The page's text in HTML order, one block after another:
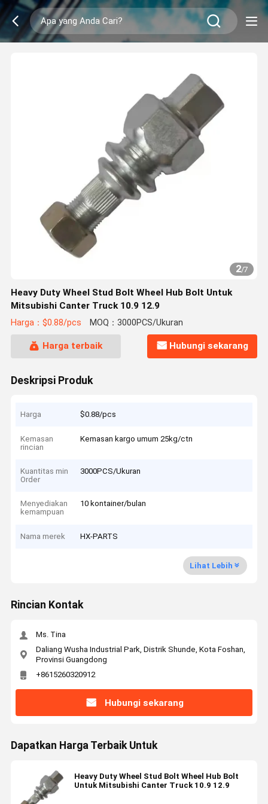
2/7
Heavy Duty Wheel Stud Bolt Wheel Hub Bolt Untuk
Mitsubishi Canter Truck 10.9 12.9
Harga：$0.88/pcs MOQ：3000PCS/Ukuran
Harga terbaik Hubungi sekarang
Deskripsi Produk
Harga $0.88/pcs
Kemasan
rincian
Kemasan kargo umum 25kg/ctn
Kuantitas min
Order
3000PCS/Ukuran
Menyediakan
kemampuan
10 kontainer/bulan
Nama merek HX-PARTS
Lihat Lebih
Rincian Kontak
Ms. Tina
Daliang Wusha Industrial Park, Distrik Shunde, Kota Foshan,
Provinsi Guangdong
+8615260320912
Hubungi sekarang
Dapatkan Harga Terbaik Untuk
Heavy Duty Wheel Stud Bolt Wheel Hub Bolt
Untuk Mitsubishi Canter Truck 10.9 12.9